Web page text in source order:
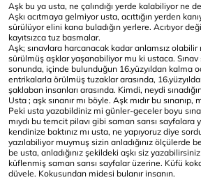
Aşk bu ya usta, ne çalındığı yerde kalabiliyor ne
Aşkı acıtmaya gelmiyor usta, acıttığın yerden
sürülüyor elini kana buladığın yerlere. Acıtıyor
kayıtsızca tuz basmalar.
Aşk; sınavlara harcanacak kadar anlamsız olabilir
sürülmüş aşklar yaşanabiliyor mu ki ustaca. Sınav
sonunda, içinde bulunduğun 16.yüzyıldan kalma
entrikalarla örülmüş tuzaklar arasında,
şaklaban insanları arasında. Kimdi, neydi
Usta ; aşk sınanır mı böyle. Aşk mıdır bu sınanıp,
Peki usta yazabildiniz mi günler-geceler boyu
mıydı bu temcit pilavı gibi saman sarısı sayfalara
kendinize baktınız mı usta, ne yapıyoruz diye
yazılabiliyor muymuş sizin anladığınız ölçülerde
be usta, anladığınız şekildeki aşkı siz
küflenmiş saman sarısı sayfalar üzerine. Küfü
düvele. Kokusundan midesi bulanır insanın.